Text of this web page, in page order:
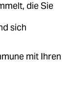
die Sie
sich
mit Ihren